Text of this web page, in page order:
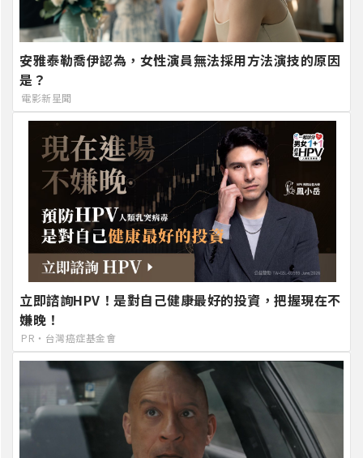
安雅泰勒喬伊認為，女性演員無法採用方法演技的原因
是？
電影新星聞
立即諮詢HPV！是對自己健康最好的投資，把握現在不
嫌晚！
PR・台灣癌症基金會